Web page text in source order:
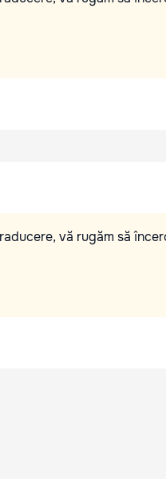
vă rugăm să